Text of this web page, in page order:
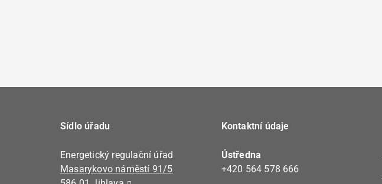
Sídlo úřadu
Energetický regulační úřad
Masarykovo náměstí 91/5
Kontaktní údaje
Ústředna
+420 564 578 666